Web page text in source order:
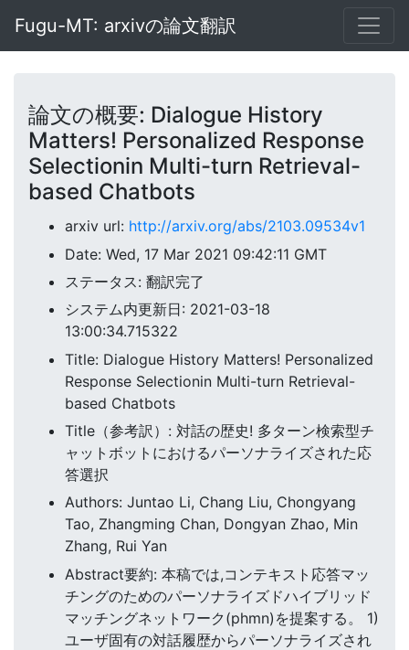
Fugu-MT: arxivの論文翻訳
論文の概要: Dialogue History
Matters! Personalized Response
Selectionin Multi-turn Retrieval-
based Chatbots
arxiv url: http://arxiv.org/abs/2103.09534v1
Date: Wed, 17 Mar 2021 09:42:11 GMT
ステータス: 翻訳完了
システム内更新日: 2021-03-18
13:00:34.715322
Title: Dialogue History Matters! Personalized
Response Selectionin Multi-turn Retrieval-
based Chatbots
Title（参考訳）: 対話の歴史! 多ターン検索型チ
ャットボットにおけるパーソナライズされた応
答選択
Authors: Juntao Li, Chang Liu, Chongyang
Tao, Zhangming Chan, Dongyan Zhao, Min
Zhang, Rui Yan
Abstract要約: 本稿では,コンテキスト応答マッ
チングのためのパーソナライズドハイブリッド
マッチングネットワーク(phmn)を提案する。 1)
ユーザ固有の対話履歴からパーソナライズされ